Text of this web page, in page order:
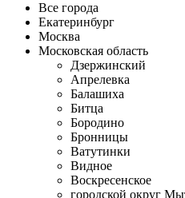
Все города
Екатеринбург
Москва
Московская область
Дзержинский
Апрелевка
Балашиха
Битца
Бородино
Бронницы
Ватутинки
Видное
Воскресенское
городской округ